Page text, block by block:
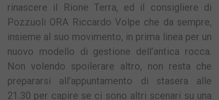
rinascere il Rione Terra, ed il consigliere di
Pozzuoli ORA Riccardo Volpe che da sempre,
insieme al suo movimento, in prima linea per un
nuovo modello di gestione dell’antica rocca.
Non volendo spoilerare altro, non resta che
prepararsi all’appuntamento di stasera alle
21.30 per capire se ci sono altri scenari su una